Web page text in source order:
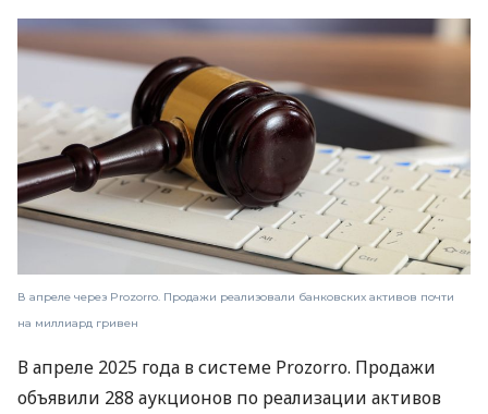
В апреле через Prozorro. Продажи реализовали банковских активов почти
на миллиард гривен
В апреле 2025 года в системе Prozorro. Продажи
объявили 288 аукционов по реализации активов